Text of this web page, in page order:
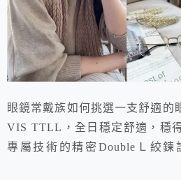
眼鏡常戴族如何挑選一支舒適的
VIS TTLL，全日穩定舒適，穩
專屬技術的精密DoubleＬ絞鍊